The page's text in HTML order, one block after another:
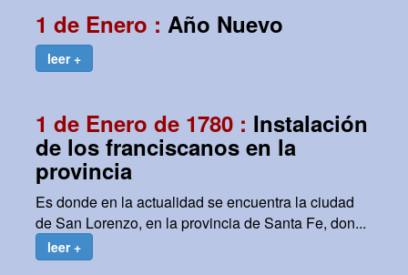
1 de Enero : Año Nuevo
leer +
1 de Enero de 1780 : Instalación
de los franciscanos en la
provincia
Es donde en la actualidad se encuentra la ciudad
de San Lorenzo, en la provincia de Santa Fe, don...
leer +